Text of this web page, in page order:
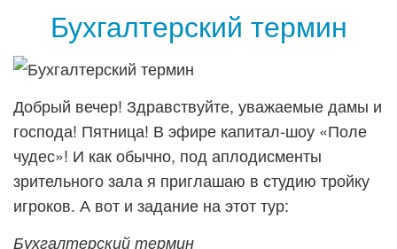
Бухгалтерский термин
Добрый вечер! Здравствуйте, уважаемые дамы и
господа! Пятница! В эфире капитал-шоу «Поле
чудес»! И как обычно, под аплодисменты
зрительного зала я приглашаю в студию тройку
игроков. А вот и задание на этот тур:
Бухгалтерский термин